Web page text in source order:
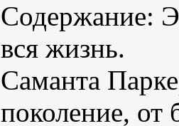
Содержание:
вся жизнь.
Саманта
поколение, от